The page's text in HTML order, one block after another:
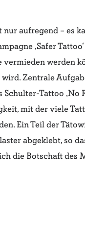
aufregend – es
‚Safer
vermieden werden
wird.Zentrale
Schulter-Tattoo ‚No
mit der viele
Ein Teil der
abgeklebt, so
die Botschaft des